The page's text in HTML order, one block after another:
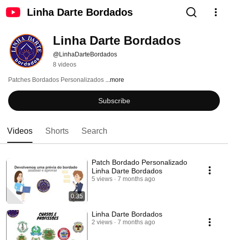
Linha Darte Bordados
@LinhaDarteBordados
8 videos
Patches Bordados Personalizados ...more
Subscribe
Videos Shorts Search
0:35
Patch Bordado Personalizado
Linha Darte Bordados
5 views 7 months ago
Linha Darte Bordados
2 views 7 months ago